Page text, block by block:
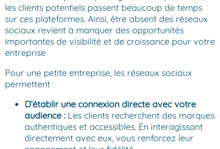
les clients potentiels passent beaucoup de temps
sur ces plateformes. Ainsi, être absent des réseaux
sociaux revient à manquer des opportunités
importantes de visibilité et de croissance pour votre
entreprise
Pour une petite entreprise, les réseaux sociaux
permettent :
D’établir une connexion directe avec votre
audience :Les clients recherchent des marques
authentiques et accessibles. En interagissant
directement avec eux, vous renforcez leur